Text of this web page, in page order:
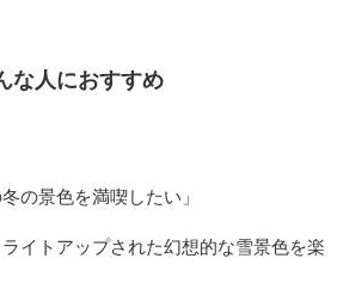
な人におすすめ
の景色を満喫したい」
ライトアップされた幻想的な雪景色を楽